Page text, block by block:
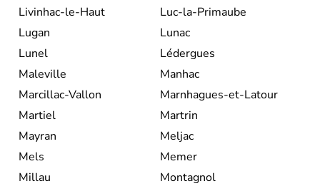
Livinhac-le-Haut
Luc-la-Primaube
Lugan
Lunac
Lunel
Lédergues
Maleville
Manhac
Marcillac-Vallon
Marnhagues-et-Latour
Martiel
Martrin
Mayran
Meljac
Mels
Memer
Millau
Montagnol